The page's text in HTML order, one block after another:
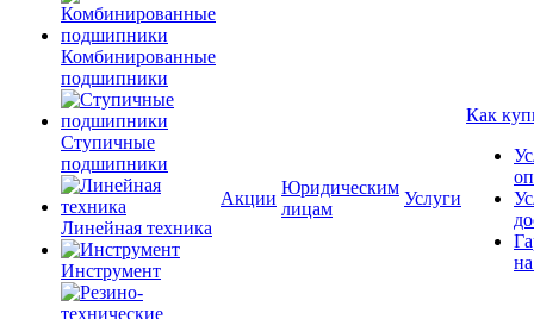
Комбинированные
подшипники
Ступичные
подшипники
Линейная техника
Инструмент
Акции
Юридическим
лицам
Услуги
Как